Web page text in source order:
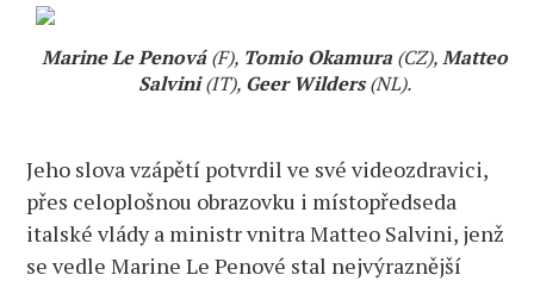
Marine Le Penová(F), Tomio Okamura(CZ),Matteo
Salvini(IT), Geer Wilders(NL).
Jeho slova vzápětí potvrdil ve své videozdravici,
přes celoplošnou obrazovku i místopředseda
italské vlády a ministr vnitra Matteo Salvini, jenž
se vedle Marine Le Penové stal nejvýraznější